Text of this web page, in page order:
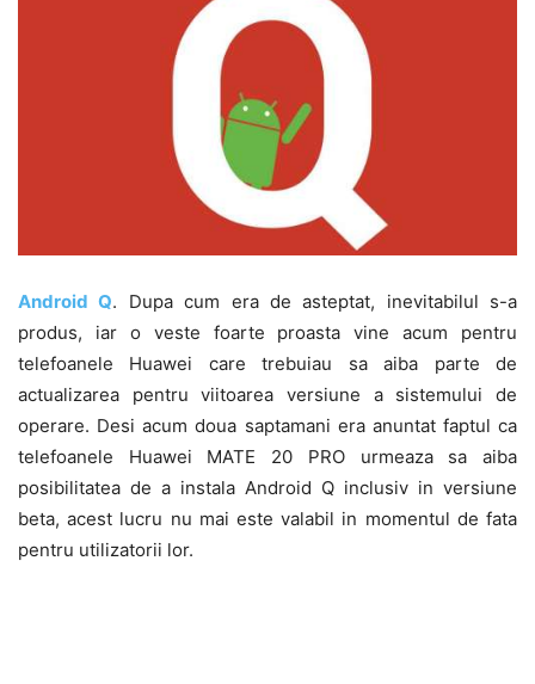
Android Q. Dupa cum era de asteptat, inevitabilul s-a
produs, iar o veste foarte proasta vine acum pentru
telefoanele Huawei care trebuiau sa aiba parte de
actualizarea pentru viitoarea versiune a sistemului de
operare. Desi acum doua saptamani era anuntat faptul ca
telefoanele Huawei MATE 20 PRO urmeaza sa aiba
posibilitatea de a instala Android Q inclusiv in versiune
beta, acest lucru nu mai este valabil in momentul de fata
pentru utilizatorii lor.